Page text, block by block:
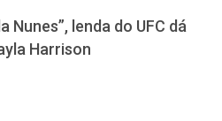
Nunes”, lenda do UFC dá
Harrison